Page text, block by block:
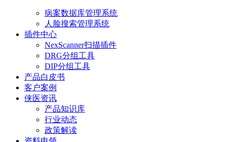
病案数据库管理系统
人脸搜索管理系统
插件中心
NexScanner扫描插件
DRG分组工具
DIP分组工具
产品白皮书
客户案例
侠医资讯
产品知识库
行业动态
政策解读